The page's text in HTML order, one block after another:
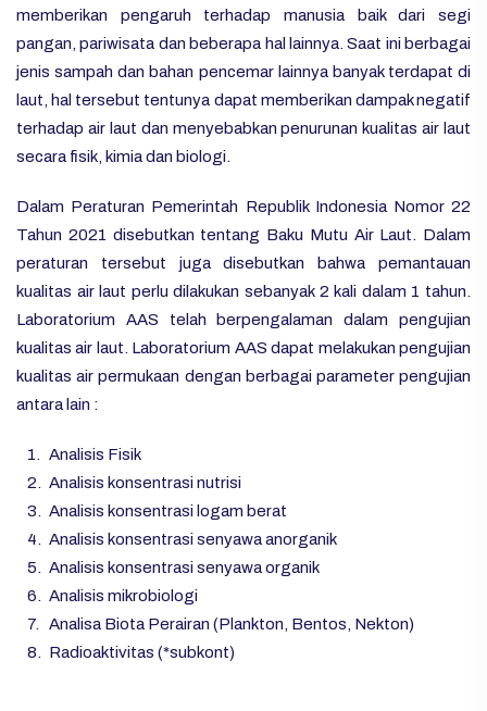
memberikan pengaruh terhadap manusia baik dari segi
pangan, pariwisata dan beberapa hal lainnya. Saat ini berbagai
jenis sampah dan bahan pencemar lainnya banyak terdapat di
laut, hal tersebut tentunya dapat memberikan dampak negatif
terhadap air laut dan menyebabkan penurunan kualitas air laut
secara fisik, kimia dan biologi.
Dalam Peraturan Pemerintah Republik Indonesia Nomor 22
Tahun 2021 disebutkan tentang Baku Mutu Air Laut. Dalam
peraturan tersebut juga disebutkan bahwa pemantauan
kualitas air laut perlu dilakukan sebanyak 2 kali dalam 1 tahun.
Laboratorium AAS telah berpengalaman dalam pengujian
kualitas air laut. Laboratorium AAS dapat melakukan pengujian
kualitas air permukaan dengan berbagai parameter pengujian
antara lain :
Analisis Fisik
Analisis konsentrasi nutrisi
Analisis konsentrasi logam berat
Analisis konsentrasi senyawa anorganik
Analisis konsentrasi senyawa organik
Analisis mikrobiologi
Analisa Biota Perairan (Plankton, Bentos, Nekton)
Radioaktivitas (*subkont)